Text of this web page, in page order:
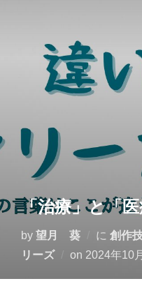
キ
「治療」と「
by 望月 葵 に 創作
リーズ
on 投
2024年10